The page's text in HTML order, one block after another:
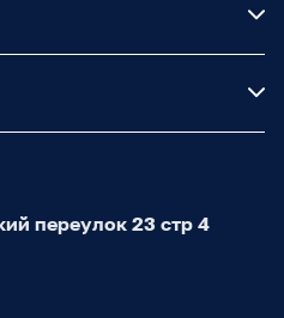
переулок 23 стр 4